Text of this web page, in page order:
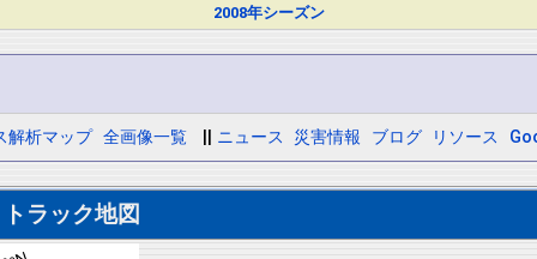
2008年シーズン
解析マップ 全画像一覧 ニュース 災害情報 ブログ リソース
ラック地図